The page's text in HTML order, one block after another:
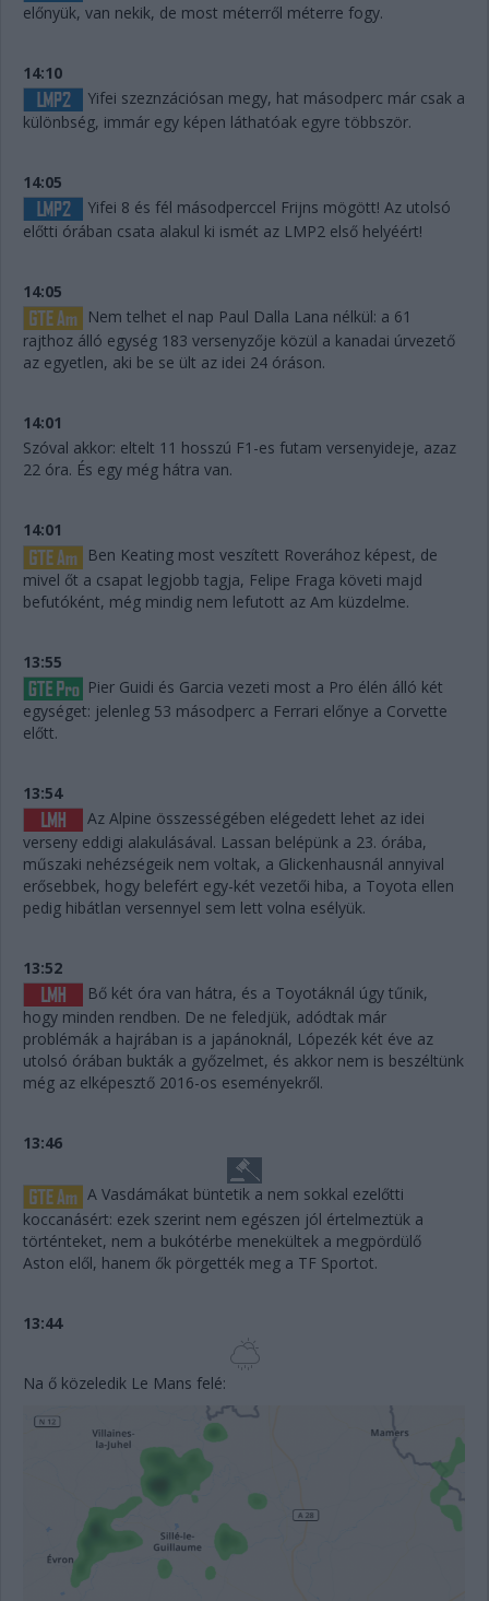
előnyük, van nekik, de most méterről méterre fogy.
14:10
Yifei szeznzációsan megy, hat másodperc már csak a
különbség, immár egy képen láthatóak egyre többször.
14:05
Yifei 8 és fél másodperccel Frijns mögött! Az utolsó
előtti órában csata alakul ki ismét az LMP2 első helyéért!
14:05
Nem telhet el nap Paul Dalla Lana nélkül: a 61
rajthoz álló egység 183 versenyzője közül a kanadai úrvezető
az egyetlen, aki be se ült az idei 24 óráson.
14:01
Szóval akkor: eltelt 11 hosszú F1-es futam versenyideje, azaz
22 óra. És egy még hátra van.
14:01
Ben Keating most veszített Roverához képest, de
mivel őt a csapat legjobb tagja, Felipe Fraga követi majd
befutóként, még mindig nem lefutott az Am küzdelme.
13:55
Pier Guidi és Garcia vezeti most a Pro élén álló két
egységet: jelenleg 53 másodperc a Ferrari előnye a Corvette
előtt.
13:54
Az Alpine összességében elégedett lehet az idei
verseny eddigi alakulásával. Lassan belépünk a 23. órába,
műszaki nehézségeik nem voltak, a Glickenhausnál annyival
erősebbek, hogy belefért egy-két vezetői hiba, a Toyota ellen
pedig hibátlan versennyel sem lett volna esélyük.
13:52
Bő két óra van hátra, és a Toyotáknál úgy tűnik,
hogy minden rendben. De ne feledjük, adódtak már
problémák a hajrában is a japánoknál, Lópezék két éve az
utolsó órában bukták a győzelmet, és akkor nem is beszéltünk
még az elképesztő 2016-os eseményekről.
13:46
A Vasdámákat büntetik a nem sokkal ezelőtti
koccanásért: ezek szerint nem egészen jól értelmeztük a
történteket, nem a bukótérbe menekültek a megpördülő
Aston elől, hanem ők pörgették meg a TF Sportot.
13:44
Na ő közeledik Le Mans felé: